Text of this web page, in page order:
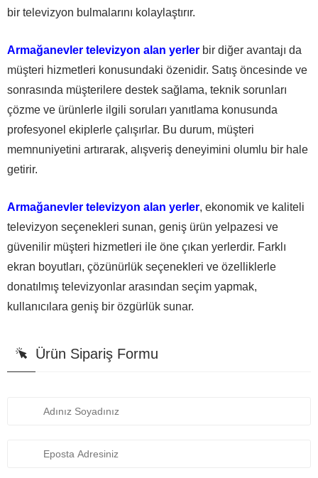
bir televizyon bulmalarını kolaylaştırır.
Armağanevler televizyon alan yerler bir diğer avantajı da
müşteri hizmetleri konusundaki özenidir. Satış öncesinde ve
sonrasında müşterilere destek sağlama, teknik sorunları
çözme ve ürünlerle ilgili soruları yanıtlama konusunda
profesyonel ekiplerle çalışırlar. Bu durum, müşteri
memnuniyetini artırarak, alışveriş deneyimini olumlu bir hale
getirir.
Armağanevler televizyon alan yerler, ekonomik ve kaliteli
televizyon seçenekleri sunan, geniş ürün yelpazesi ve
güvenilir müşteri hizmetleri ile öne çıkan yerlerdir. Farklı
ekran boyutları, çözünürlük seçenekleri ve özelliklerle
donatılmış televizyonlar arasından seçim yapmak,
kullanıcılara geniş bir özgürlük sunar.
Ürün Sipariş Formu